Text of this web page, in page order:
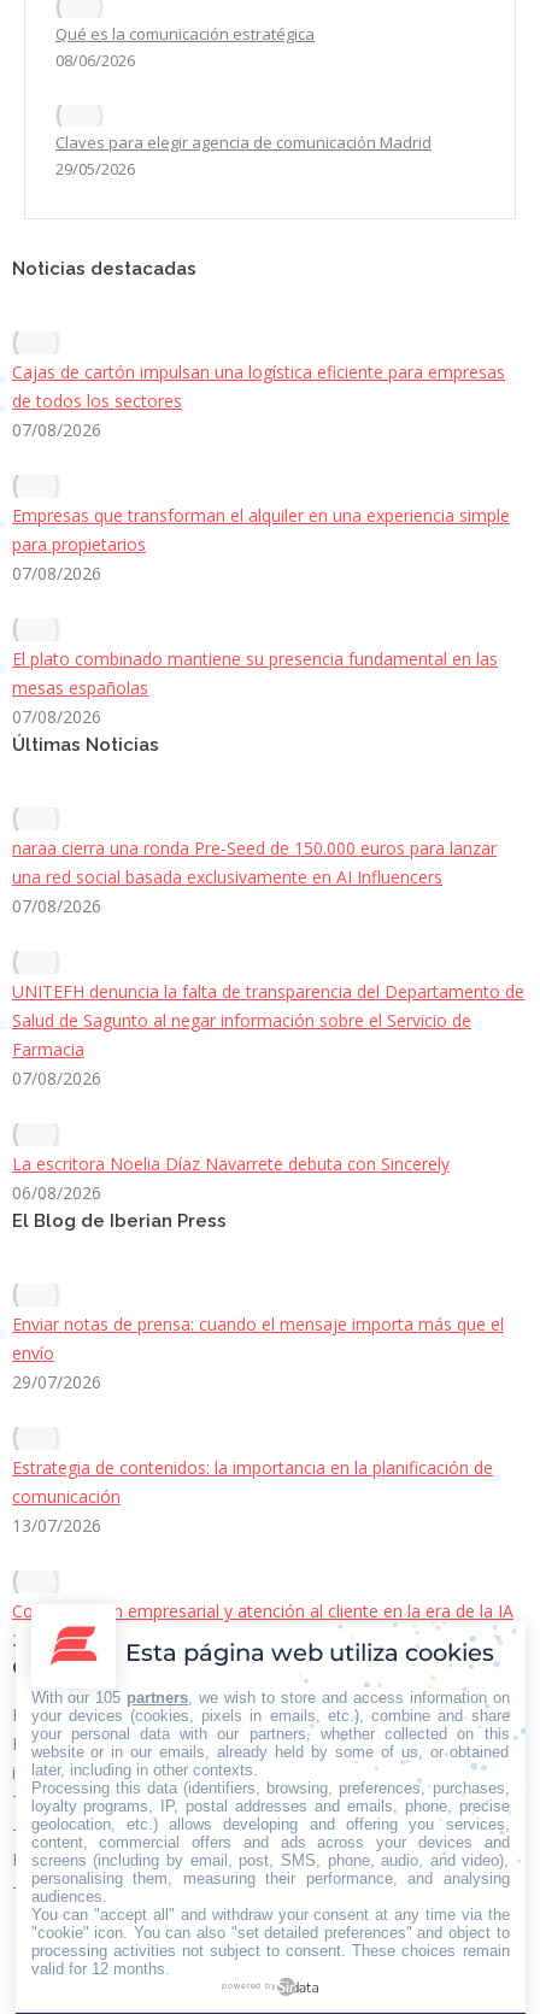
Qué es la comunicación estratégica
08/06/2026
Claves para elegir agencia de comunicación Madrid
29/05/2026
Noticias destacadas
Cajas de cartón impulsan una logística eficiente para empresas
de todos los sectores
07/08/2026
Empresas que transforman el alquiler en una experiencia simple
para propietarios
07/08/2026
El plato combinado mantiene su presencia fundamental en las
mesas españolas
07/08/2026
Últimas Noticias
naraa cierra una ronda Pre-Seed de 150.000 euros para lanzar
una red social basada exclusivamente en AI Influencers
07/08/2026
UNITEFH denuncia la falta de transparencia del Departamento de
Salud de Sagunto al negar información sobre el Servicio de
Farmacia
07/08/2026
La escritora Noelia Díaz Navarrete debuta con Sincerely
06/08/2026
El Blog de Iberian Press
Enviar notas de prensa: cuando el mensaje importa más que el
envío
29/07/2026
Estrategia de contenidos: la importancia en la planificación de
comunicación
13/07/2026
Comunicación empresarial y atención al cliente en la era de la IA
22/06/2026
Contacto Iberian Press
Principales vías de contacto:
E-mail:
info@iberianpress.es
Teléfono:
+34 911863556
Fax:
+34 911863556
Encuéntranos en:
Facebook
page
X
page
YouTube
page
Rss
page
Esta página web utiliza cookies
With our 105 partners , we wish to store and access information on
your devices (cookies, pixels in emails, etc.), combine and share
your personal data with our partners, whether collected on this
website or in our emails, already held by some of us, or obtained
later, including in other contexts.
Processing this data (identifiers, browsing, preferences, purchases,
loyalty programs, IP, postal addresses and emails, phone, precise
geolocation, etc.) allows developing and offering you services,
content, commercial offers and ads across your devices and
screens (including by email, post, SMS, phone, audio, and video),
personalising them, measuring their performance, and analysing
audiences.
You can "accept all" and withdraw your consent at any time via the
"cookie" icon . You can also "set detailed preferences" and object to
processing activities not subject to consent. These choices remain
valid for 12 months.
powered by